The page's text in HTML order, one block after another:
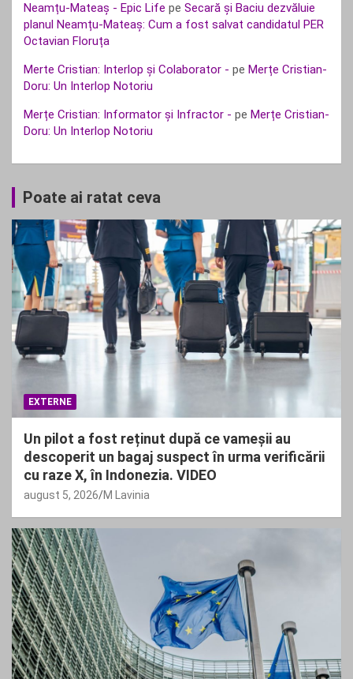
Neamțu-Mateaș - Epic Life pe Secară și Baciu dezvăluie
planul Neamțu-Mateaș: Cum a fost salvat candidatul PER
Octavian Floruța
Merte Cristian: Interlop și Colaborator - pe Merțe Cristian-
Doru: Un Interlop Notoriu
Merțe Cristian: Informator și Infractor - pe Merțe Cristian-
Doru: Un Interlop Notoriu
Poate ai ratat ceva
EXTERNE
Un pilot a fost reținut după ce vameșii au
descoperit un bagaj suspect în urma verificării
cu raze X, în Indonezia. VIDEO
august 5, 2026 M Lavinia